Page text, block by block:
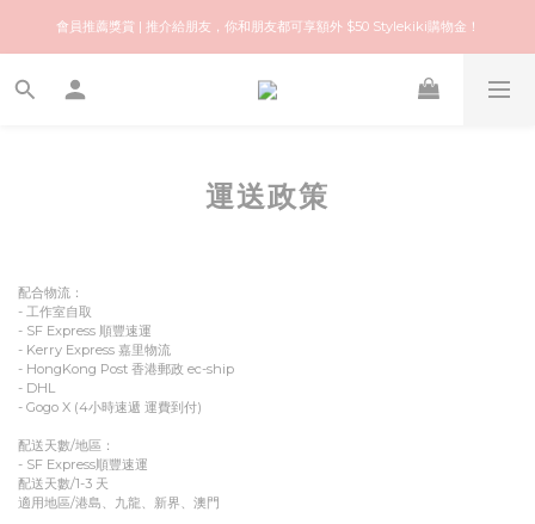
歡迎來到快樂的尋寶之旅！你可信賴的名牌中古店！優質保健美容產品推薦！
會員推薦獎賞 | 推介給朋友，你和朋友都可享額外 $50 Stylekiki購物金！
歡迎來到快樂的尋寶之旅！你可信賴的名牌中古店！優質保健美容產品推薦！
運送政策
配合物流：
- 工作室自取
- SF Express 順豐速運
- Kerry Express 嘉里物流
- HongKong Post 香港郵政 ec-ship
- DHL
- Gogo X (4小時速遞 運費到付)
配送天數/地區：
- SF Express順豐速運
配送天數/1-3 天
適用地區/港島、九龍、新界、澳門